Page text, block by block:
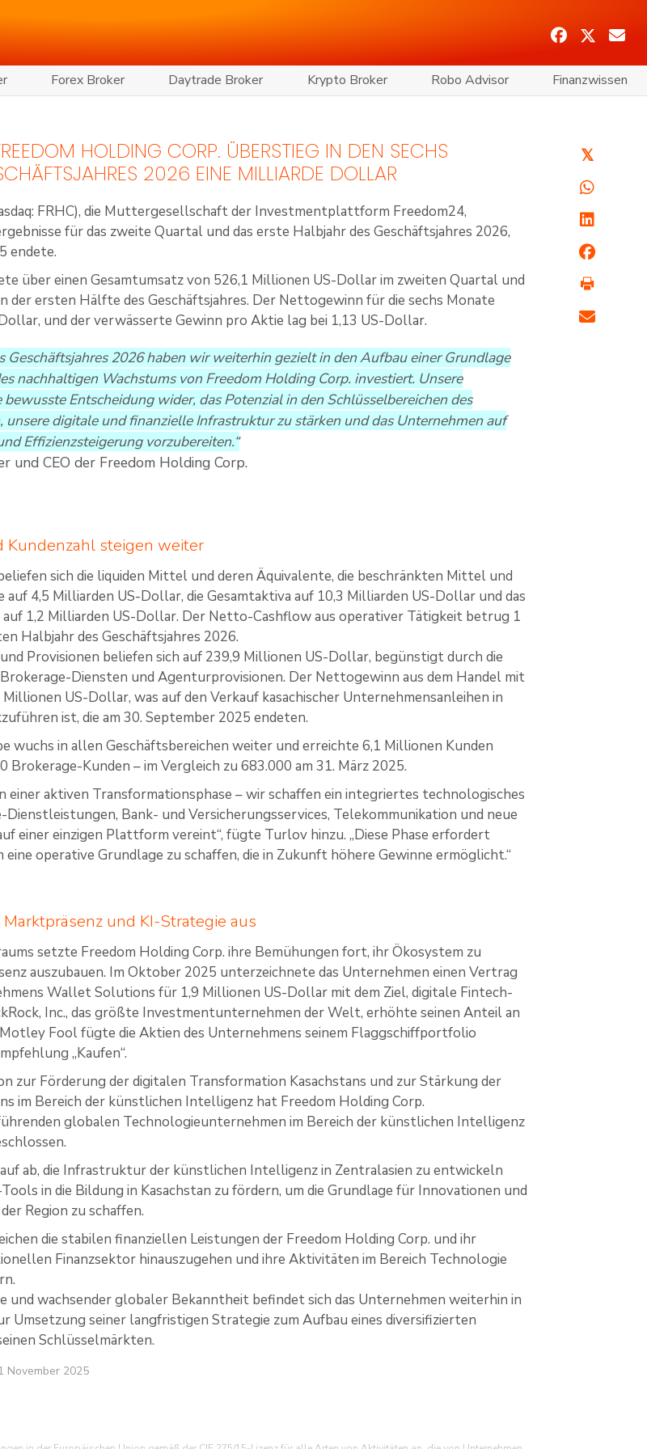
Forex Broker Daytrade Broker Krypto Broker Robo Advisor Finanzwissen
HOLDING CORP. ÜBERSTIEG IN DEN SECHS
2026 EINE MILLIARDE DOLLAR
FRHC), die Muttergesellschaft der Investmentplattform Freedom24,
für das zweite Quartal und das erste Halbjahr des Geschäftsjahres 2026,
endete.
über einen Gesamtumsatz von 526,1 Millionen US-Dollar im zweiten Quartal und
der ersten Hälfte des Geschäftsjahres. Der Nettogewinn für die sechs Monate
und der verwässerte Gewinn pro Aktie lag bei 1,13 US-Dollar.
Geschäftsjahres 2026 haben wir weiterhin gezielt in den Aufbau einer Grundlage
nachhaltigen Wachstums von Freedom Holding Corp. investiert. Unsere
bewusste Entscheidung wider, das Potenzial in den Schlüsselbereichen des
unsere digitale und finanzielle Infrastruktur zu stärken und das Unternehmen auf
Effizienzsteigerung vorzubereiten.“
und CEO der Freedom Holding Corp.
Kundenzahl steigen weiter
sich die liquiden Mittel und deren Äquivalente, die beschränkten Mittel und
4,5 Milliarden US-Dollar, die Gesamtaktiva auf 10,3 Milliarden US-Dollar und das
1,2 Milliarden US-Dollar. Der Netto-Cashflow aus operativer Tätigkeit betrug 1
Halbjahr des Geschäftsjahres 2026.
Provisionen beliefen sich auf 239,9 Millionen US-Dollar, begünstigt durch die
Diensten und Agenturprovisionen. Der Nettogewinn aus dem Handel mit
US-Dollar, was auf den Verkauf kasachischer Unternehmensanleihen in
ist, die am 30. September 2025 endeten.
wuchs in allen Geschäftsbereichen weiter und erreichte 6,1 Millionen Kunden
Kunden – im Vergleich zu 683.000 am 31. März 2025.
einer aktiven Transformationsphase – wir schaffen ein integriertes technologisches
Dienstleistungen, Bank- und Versicherungsservices, Telekommunikation und neue
einer einzigen Plattform vereint“, fügte Turlov hinzu. „Diese Phase erfordert
eine operative Grundlage zu schaffen, die in Zukunft höhere Gewinne ermöglicht.“
und KI-Strategie aus
setzte Freedom Holding Corp. ihre Bemühungen fort, ihr Ökosystem zu
auszubauen. Im Oktober 2025 unterzeichnete das Unternehmen einen Vertrag
Wallet Solutions für 1,9 Millionen US-Dollar mit dem Ziel, digitale Fintech-
Inc., das größte Investmentunternehmen der Welt, erhöhte seinen Anteil an
Fool fügte die Aktien des Unternehmens seinem Flaggschiffportfolio
„Kaufen“.
zur Förderung der digitalen Transformation Kasachstans und zur Stärkung der
im Bereich der künstlichen Intelligenz hat Freedom Holding Corp.
globalen Technologieunternehmen im Bereich der künstlichen Intelligenz
ab, die Infrastruktur der künstlichen Intelligenz in Zentralasien zu entwickeln
in die Bildung in Kasachstan zu fördern, um die Grundlage für Innovationen und
Region zu schaffen.
die stabilen finanziellen Leistungen der Freedom Holding Corp. und ihr
Finanzsektor hinauszugehen und ihre Aktivitäten im Bereich Technologie
und wachsender globaler Bekanntheit befindet sich das Unternehmen weiterhin in
Umsetzung seiner langfristigen Strategie zum Aufbau eines diversifizierten
Schlüsselmärkten.
November 2025
𝕏